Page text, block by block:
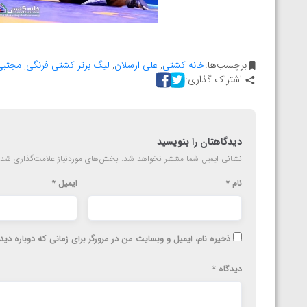
برچسب‌ها:خانه کشتی, علی ارسلان, لیگ برتر کشتی فرنگی,
اشتراک گذاری:
دیدگاهتان را بنویسید
نشانی ایمیل شما منتشر نخواهد شد. بخش‌های موردنیاز علامت‌گذاری
نام * ایمیل*
ذخیره نام، ایمیل و وبسایت من در مرورگر برای زمانی که دوباره
دیدگاه *